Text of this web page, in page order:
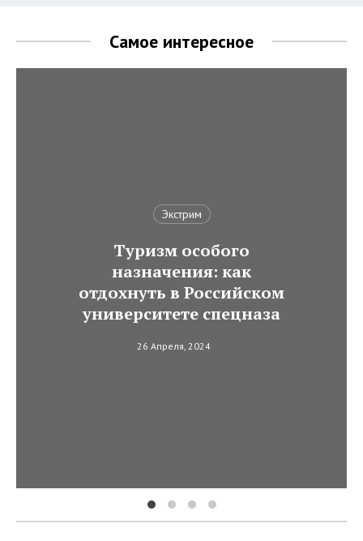
Самое интересное
Экстрим
Туризм особого
назначения: как
отдохнуть в Российском
университете спецназа
26 Апреля, 2024